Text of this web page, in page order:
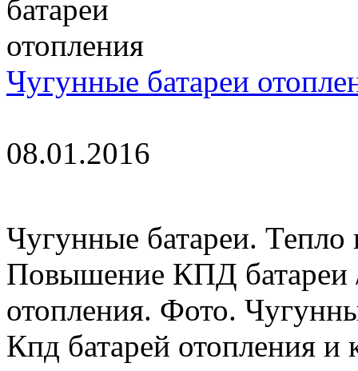
Чугунные батареи
08.01.2016
Чугунные батареи.
Повышение КПД батареи
отопления. Фото.
Кпд батарей отопления и